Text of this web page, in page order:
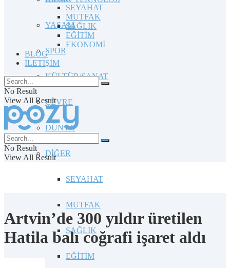
YAŞAM
SPOR
KÜLTÜR/SANAT
ÇEVRE
DÜNYA
DİĞER
SEYAHAT
MUTFAK
SAĞLIK
EĞİTİM
SEYAHAT
MUTFAK
SAĞLIK
EĞİTİM
EKONOMİ
BLOG
İLETİŞİM
No Result
View All Result
No Result
View All Result
Artvin’de 300 yıldır üretilen
Hatila balı coğrafi işaret aldı